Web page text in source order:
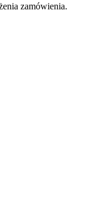
zamówienia.